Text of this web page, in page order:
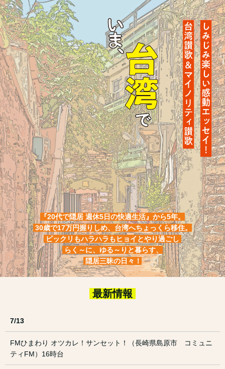
『20代で隠居 週休5日の快適生活』から5年。
30歳で17万円握りしめ、台湾へちょっくら移住。
ビックリもハラハラもヒョイとやり過ごし
らく～に、ゆる～りと暮らす、
隠居三昧の日々！
最新情報
7/13
FMひまわり オツカレ！サンセット！（長崎県島原市 コミュニ
ティFM）16時台